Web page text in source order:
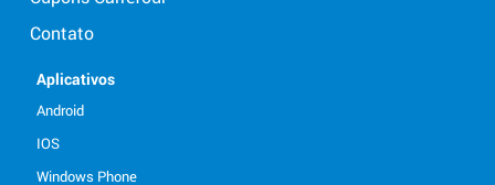
Contato
Aplicativos
Android
IOS
Windows Phone